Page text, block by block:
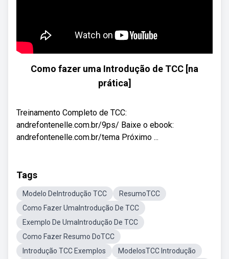
Como fazer uma Introdução de TCC [na
prática]
Treinamento Completo de TCC:
andrefontenelle.com.br/9ps/ Baixe o ebook:
andrefontenelle.com.br/tema Próximo ...
Tags
Modelo DeIntrodução TCC
ResumoTCC
Como Fazer UmaIntrodução De TCC
Exemplo De UmaIntrodução De TCC
Como Fazer Resumo DoTCC
Introdução TCC Exemplos
ModelosTCC Introdução